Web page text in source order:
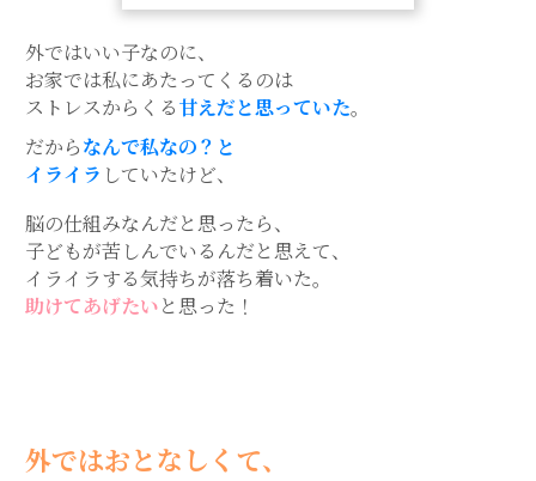
外ではいい子なのに、
お家では私にあたってくるのは
ストレスからくる 甘えだと思っていた。
だから なんで私なの？と
イライラ していたけど、
脳の仕組みなんだと思ったら、
子どもが苦しんでいるんだと思えて、
イライラする気持ちが落ち着いた。
助けてあげたい と思った！
外ではおとなしくて、